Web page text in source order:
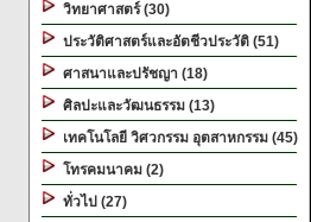
วิทยาศาสตร์ (30)
ประวัติศาสตร์และอัตชีวประวัติ (51)
ศาสนาและปรัชญา (18)
ศิลปะและวัฒนธรรม (13)
เทคโนโลยี วิศวกรรม อุตสาหกรรม (45)
โทรคมนาคม (2)
ทั่วไป (27)